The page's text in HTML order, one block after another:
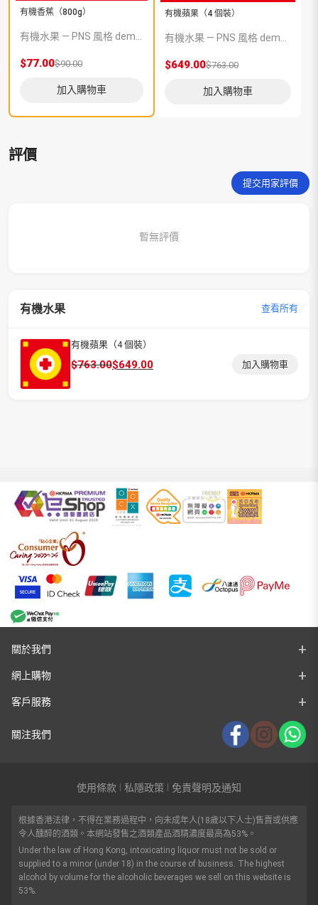
有機香蕉（800g）
有機水果 — PNS 風格 demo 占位商品，方便首頁與分類頁版位演示，上線前由業務替換為真實 SKU。
$77.00$90.00
加入購物車
有機蘋果（4 個裝）
有機水果 — PNS 風格 demo 占位商品，方便首頁與分類頁版位演示，上線前由業務替換為真實 SKU。
$649.00$763.00
加入購物車
評價
提交用家評價
暫無評價
有機水果 查看所有
有機蘋果（4 個裝）
$763.00
原
$649.00
目
加入購物車
關於我們
網上購物
客戶服務
關注我們
使用條款 私隱政策 免責聲明及通知
根據香港法律，不得在業務過程中，向未成年人(18歲以下人士)售賣或供應
令人醺醉的酒類。本網站發售之酒類產品酒精濃度最高為53%。
Under the law of Hong Kong, intoxicating liquor must not be sold or
supplied to a minor (under 18) in the course of business. The highest
alcohol by volume for the alcoholic beverages we sell on this website is
53%.